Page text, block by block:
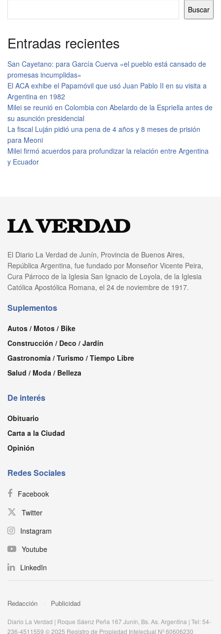
Buscar
Entradas recientes
San Cayetano: para García Cuerva «el pueblo está cansado de
promesas incumplidas»
El ACA exhibe el Papamóvil que usó Juan Pablo II en su visita a
Argentina en 1982
Milei se reunió en Colombia con Abelardo de la Espriella antes de
su asunción presidencial
La fiscal Luján pidió una pena de 4 años y 8 meses de prisión
para Meoni
Milei firmó acuerdos para profundizar la relación entre Argentina
y Ecuador
El Diario La Verdad de Junín, Provincia de Buenos Aires,
República Argentina, fue fundado por Monseñor Vicente Peira,
Cura Párroco de la Iglesia San Ignacio de Loyola, de la Iglesia
Católica Apostólica Romana, el 24 de noviembre de 1917.
Suplementos
Autos / Motos / Bike
Construcción / Deco / Jardín
Gastronomía / Turismo / Tiempo Libre
Salud / Moda / Belleza
De interés
Obituario
Carta a la Ciudad
Opinión
Redes Sociales
Facebook
Twitter
Instagram
Youtube
LinkedIn
Redacción Publicidad
Diario La Verdad | Roque Sáenz Peña 167 Junín, Bs. As. Argentina | Tel: 54-
236-4511559 © 2025 Registro de Propiedad Intelectual Nº 60606230